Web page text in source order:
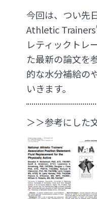
今回は、つい先
Athletic
レティックトレ
た最新の論文を
的な水分補給の
いきます。
＞＞参考にした